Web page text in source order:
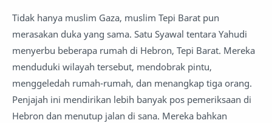
Tidak hanya muslim Gaza, muslim Tepi Barat pun
merasakan duka yang sama. Satu Syawal tentara Yahudi
menyerbu beberapa rumah di Hebron, Tepi Barat. Mereka
menduduki wilayah tersebut, mendobrak pintu,
menggeledah rumah-rumah, dan menangkap tiga orang.
Penjajah ini mendirikan lebih banyak pos pemeriksaan di
Hebron dan menutup jalan di sana. Mereka bahkan